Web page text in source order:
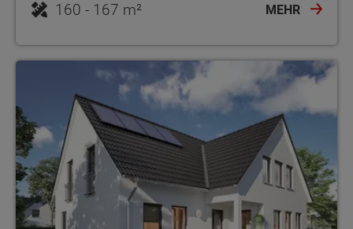
160 - 167 m² MEHR